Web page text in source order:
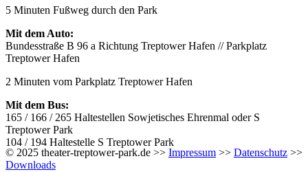
5 Minuten Fußweg durch den Park
Mit dem Auto:
Bundesstraße B 96 a Richtung Treptower Hafen // Parkplatz
Treptower Hafen
2 Minuten vom Parkplatz Treptower Hafen
Mit dem Bus:
165 / 166 / 265 Haltestellen Sowjetisches Ehrenmal oder S
Treptower Park
104 / 194 Haltestelle S Treptower Park
© 2025 theater-treptower-park.de >> Impressum >> Datenschutz >>
Downloads